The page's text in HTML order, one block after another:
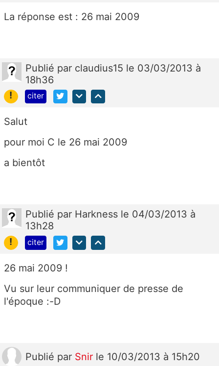
La réponse est : 26 mai 2009
Publié par claudius15 le 03/03/2013 à
18h36
!
citer
Salut
pour moi C le 26 mai 2009
a bientôt
Publié par Harkness le 04/03/2013 à
13h28
!
citer
26 mai 2009 !
Vu sur leur communiquer de presse de
l'époque :-D
Publié par Snir le 10/03/2013 à 15h20